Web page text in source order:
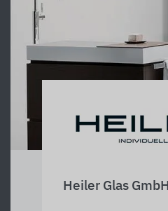
Heiler Glas GmbH